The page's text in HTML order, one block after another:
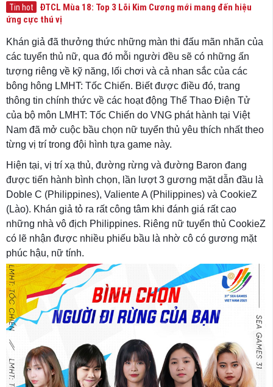
Tin hot
ĐTCL Mùa 18: Top 3 Lõi Kim Cương mới mang đến hiệu
ứng cực thú vị
Khán giả đã thưởng thức những màn thi đấu mãn nhãn của
các tuyển thủ nữ, qua đó mỗi người đều sẽ có những ấn
tượng riêng về kỹ năng, lối chơi và cả nhan sắc của các
bông hông LMHT: Tốc Chiến. Biết được điều đó, trang
thông tin chính thức về các hoạt động Thể Thao Điện Tử
của bộ môn LMHT: Tốc Chiến do VNG phát hành tại Việt
Nam đã mở cuộc bầu chọn nữ tuyển thủ yêu thích nhất theo
từng vị trí trong đội hình tựa game này.
Hiện tại, vị trí xạ thủ, đường rừng và đường Baron đang
được tiến hành bình chọn, lần lượt 3 gương mặt dẫn đầu là
Doble C (Philippines), Valiente A (Philippines) và CookieZ
(Lào). Khán giả tỏ ra rất công tâm khi đánh giá rất cao
những nhà vô địch Philippines. Riêng nữ tuyển thủ CookieZ
có lẽ nhận được nhiều phiếu bầu là nhờ cô có gương mặt
phúc hậu, nữ tính.